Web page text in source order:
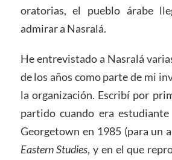
oratorias, el pueblo árabe
admirar a Nasralá.
He entrevistado a Nasralá
de los años como parte de mi
la organización. Escribí por
partido cuando era
Georgetown en 1985 (para un
Eastern Studies, y en el que